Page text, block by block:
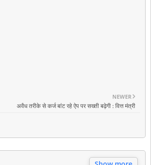
NEWER
अवैध तरीके से कर्ज बांट रहे ऐप पर सख्ती बढ़ेगी : वित्त मंत्री